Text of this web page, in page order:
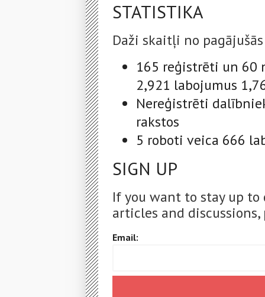
STATISTIKA
Daži skaitļi no
165 reģistrēti un 60
2,921 labojumus
Nereģistrēti
rakstos
5 roboti veica 666
SIGN UP
If you want to stay up
articles and
Email: